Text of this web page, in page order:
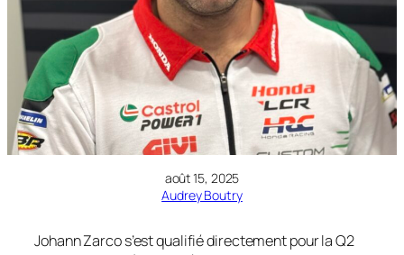
août 15, 2025
Audrey Boutry
Johann Zarco s’est qualifié directement pour la Q2